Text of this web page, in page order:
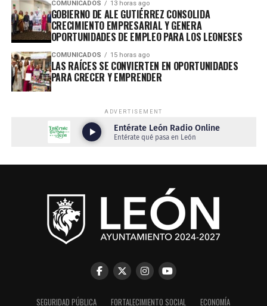
COMUNICADOS 13 horas ago
GOBIERNO DE ALE GUTIÉRREZ CONSOLIDA
CRECIMIENTO EMPRESARIAL Y GENERA
OPORTUNIDADES DE EMPLEO PARA LOS LEONESES
COMUNICADOS 15 horas ago
LAS RAÍCES SE CONVIERTEN EN OPORTUNIDADES
PARA CRECER Y EMPRENDER
ADVERTISEMENT
SEGURIDAD PÚBLICA FORTALECIMIENTO SOCIAL ECONOMÍA